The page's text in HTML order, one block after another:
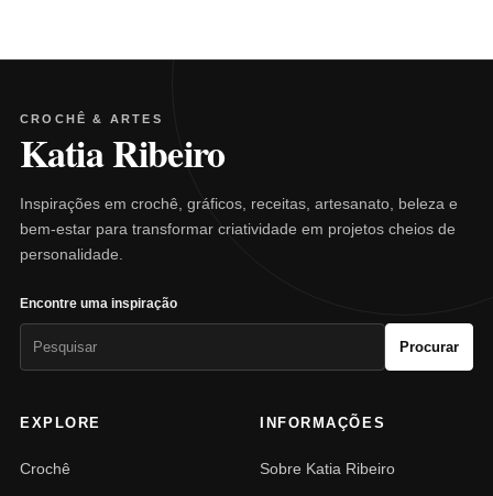
CROCHÊ & ARTES
Katia Ribeiro
Inspirações em crochê, gráficos, receitas, artesanato, beleza e
bem-estar para transformar criatividade em projetos cheios de
personalidade.
Encontre uma inspiração
Procurar
EXPLORE
Crochê
INFORMAÇÕES
Sobre Katia Ribeiro